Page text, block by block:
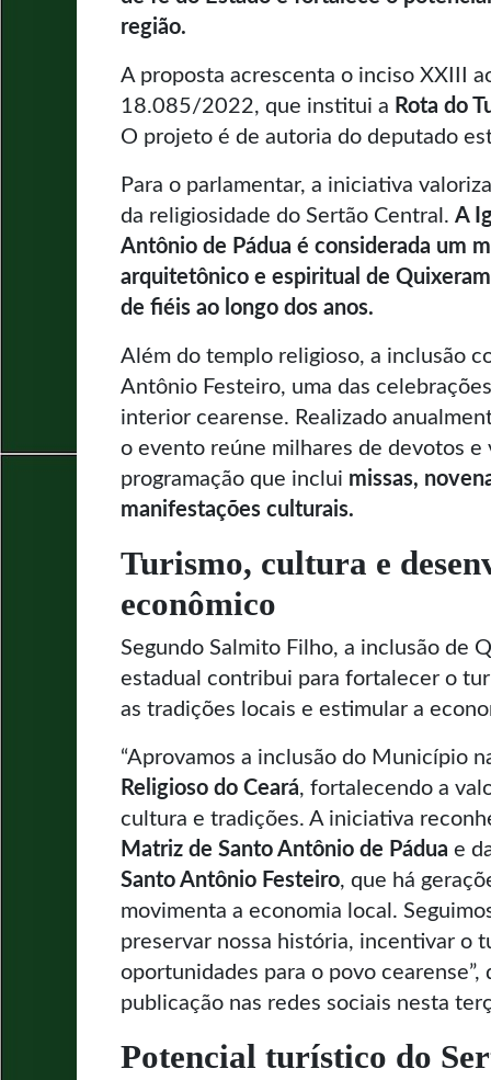
região.
A proposta acrescenta o inciso XXIII
18.085/2022, que institui a Rota do
O projeto é de autoria do deputado
Para o parlamentar, a iniciativa
da religiosidade do Sertão Central. A
Antônio de Pádua é considerada um
arquitetônico e espiritual de
de fiéis ao longo dos anos.
Além do templo religioso, a inclusão
Antônio Festeiro, uma das
interior cearense. Realizado
o evento reúne milhares de devotos e
programação que inclui missas,
manifestações culturais.
Turismo, cultura e
econômico
Segundo Salmito Filho, a inclusão de
estadual contribui para fortalecer o
as tradições locais e estimular a
“Aprovamos a inclusão do Município
Religioso do Ceará, fortalecendo a
cultura e tradições. A iniciativa
Matriz de Santo Antônio de Pádua e
Santo Antônio Festeiro, que há
movimenta a economia local.
preservar nossa história, incentivar o
oportunidades para o povo
publicação nas redes sociais nesta
Potencial turístico do